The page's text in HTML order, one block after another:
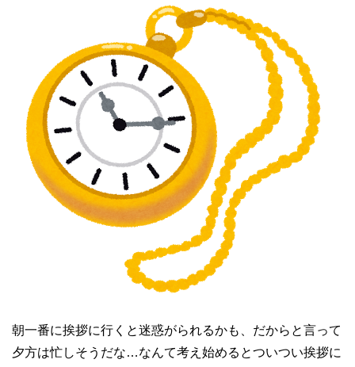
朝一番に挨拶に行くと迷惑がられるかも、だからと言って
夕方は忙しそうだな…なんて考え始めるとついつい挨拶に